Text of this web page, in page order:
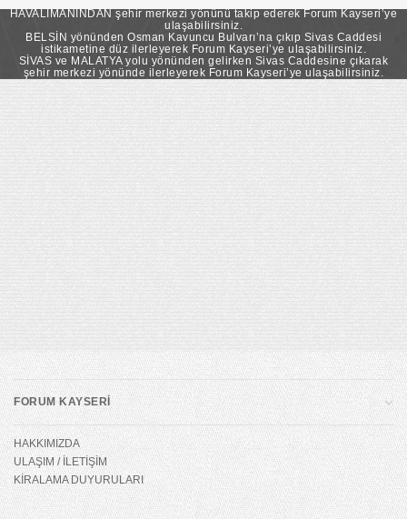
HAVALİMANINDAN şehir merkezi yönünü takip ederek Forum Kayseri’ye
ulaşabilirsiniz.
BELSİN yönünden Osman Kavuncu Bulvarı’na çıkıp Sivas Caddesi
istikametine düz ilerleyerek Forum Kayseri’ye ulaşabilirsiniz.
SİVAS ve MALATYA yolu yönünden gelirken Sivas Caddesine çıkarak
şehir merkezi yönünde ilerleyerek Forum Kayseri’ye ulaşabilirsiniz.
FORUM KAYSERİ
HAKKIMIZDA
ULAŞIM / İLETİŞİM
KİRALAMA DUYURULARI